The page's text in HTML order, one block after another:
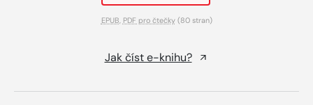
EPUB PDF pro čtečky(80 stran)
Jak číst e-knihu?